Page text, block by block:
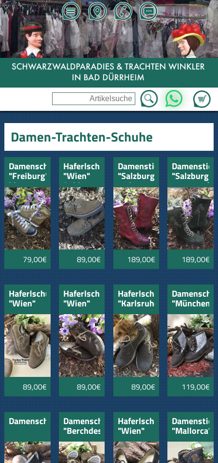
Zum
WhatsApp
Damen-Trachten-Schuhe
Damenschuh
"Freiburg"
blau
79,00€
Haferlschuh
"Wien"
Rehbraun
89,00€
Damenstiefel
"Salzburg"
weinrot
189,00€
"Salzburg"
tannengrün
189,00€
Haferlschuh
"Wien"
Rehbraun
mit
Stickerei
89,00€
Haferlschuh
"Wien"
braun
89,00€
Haferlschuh
"Karlsruhe"
braun
89,00€
"München"
119,00€
Damenschuh"Zell"Damenschuh
"Berchdesgaden"
Haferlschuh
"Wien"
braun
bestickt
"Mallorca"